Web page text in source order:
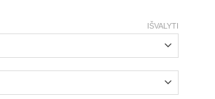
IŠVALYTI